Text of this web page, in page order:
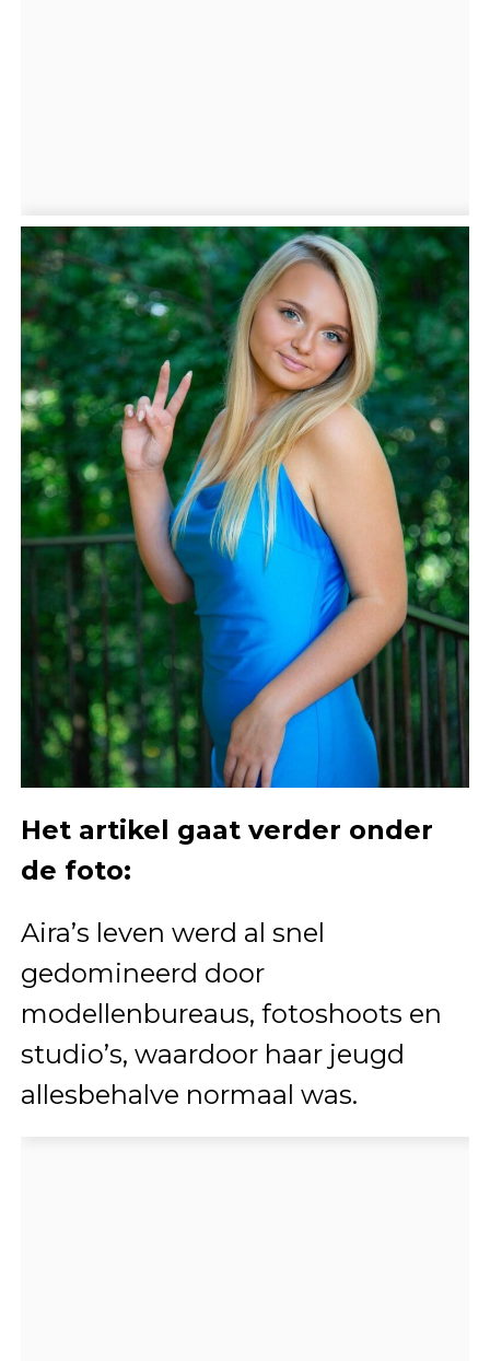
Het artikel gaat verder onder
de foto:
Aira’s leven werd al snel
gedomineerd door
modellenbureaus, fotoshoots en
studio’s, waardoor haar jeugd
allesbehalve normaal was.